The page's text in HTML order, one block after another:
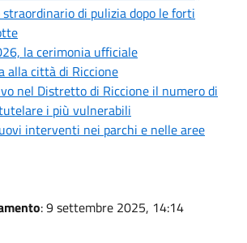
di pulizia dopo le forti
la cerimonia ufficiale
alla città di Riccione
nel Distretto di Riccione il numero di
i più vulnerabili
interventi nei parchi e nelle aree
: 9 settembre 2025, 14:14